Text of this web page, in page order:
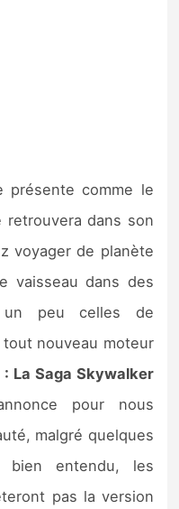
présente comme le
retrouvera dans son
voyager de planète
vaisseau dans des
un peu celles de
tout nouveau moteur
: La Saga Skywalker
pour nous
malgré quelques
bien entendu, les
pas la version